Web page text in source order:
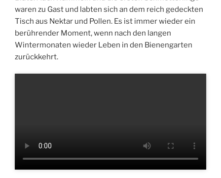
waren zu Gast und labten sich an dem reich gedeckten
Tisch aus Nektar und Pollen. Es ist immer wieder ein
berührender Moment, wenn nach den langen
Wintermonaten wieder Leben in den Bienengarten
zurückkehrt.